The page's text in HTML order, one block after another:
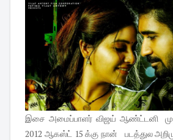
இசை அமைப்பாளர் விஜய் ஆண்ட்டனி
2012 ஆகஸ்ட் 15 க்கு நான் படத்துல